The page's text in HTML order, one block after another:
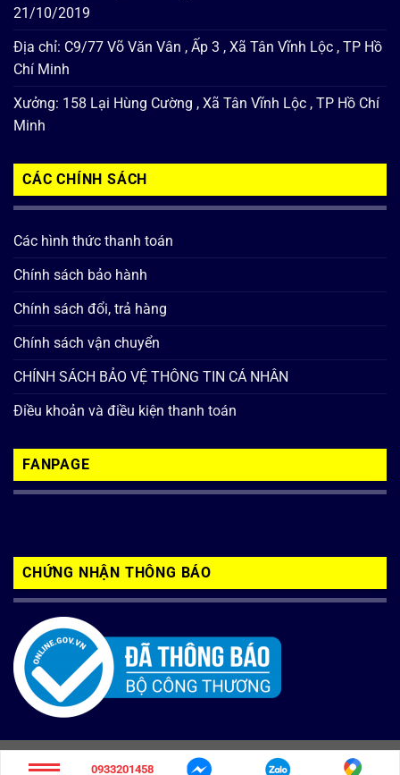
21/10/2019
Địa chỉ: C9/77 Võ Văn Vân , Ấp 3 , Xã Tân Vĩnh Lộc , TP Hồ
Chí Minh
Xưởng: 158 Lại Hùng Cường , Xã Tân Vĩnh Lộc , TP Hồ Chí
Minh
CÁC CHÍNH SÁCH
Các hình thức thanh toán
Chính sách bảo hành
Chính sách đổi, trả hàng
Chính sách vận chuyển
CHÍNH SÁCH BẢO VỆ THÔNG TIN CÁ NHÂN
Điều khoản và điều kiện thanh toán
FANPAGE
CHỨNG NHẬN THÔNG BÁO
Copyright 2026 ©inoxbaolong.com
0933201458